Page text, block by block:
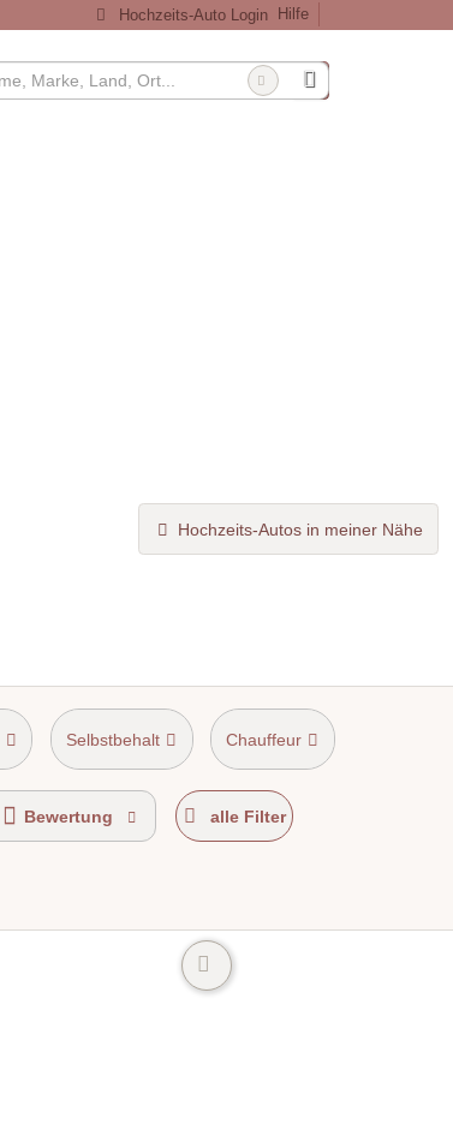
Hochzeits-Auto Login Hilfe
Hochzeits-Autos in meiner Nähe
Selbstbehalt Chauffeur
Bewertung alle Filter